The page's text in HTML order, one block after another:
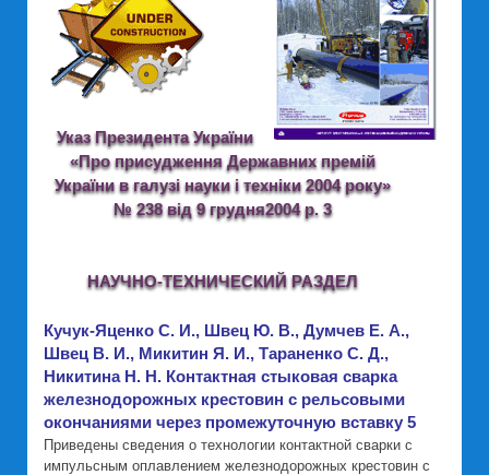
Указ Президента України
«Про присудження Державних премій
України в галузі науки і техніки 2004 року»
№ 238 від 9 грудня2004 р. 3
НАУЧНО-ТЕХНИЧЕСКИЙ РАЗДЕЛ
Кучук-Яценко С. И., Швец Ю. В., Думчев Е. А.,
Швец В. И., Микитин Я. И., Тараненко С. Д.,
Никитина Н. Н. Контактная стыковая сварка
железнодорожных крестовин с рельсовыми
окончаниями через промежуточную вставку 5
Приведены сведения о технологии контактной сварки с
импульсным оплавлением железнодорожных крестовин с